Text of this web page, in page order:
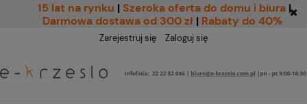
15 lat na rynku | Szeroka oferta do domu i biura |
Darmowa dostawa od 300 zł | Rabaty do 40%
Zarejestruj się Zaloguj się